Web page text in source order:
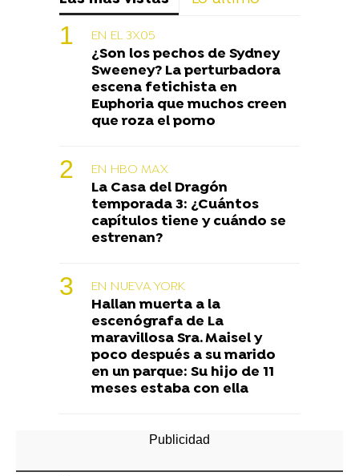
EN EL 3X05
¿Son los pechos de Sydney
Sweeney? La perturbadora
escena fetichista en
Euphoria que muchos creen
que roza el porno
EN HBO MAX
La Casa del Dragón
temporada 3: ¿Cuántos
capítulos tiene y cuándo se
estrenan?
EN NUEVA YORK
Hallan muerta a la
escenógrafa de La
maravillosa Sra. Maisel y
poco después a su marido
en un parque: Su hijo de 11
meses estaba con ella